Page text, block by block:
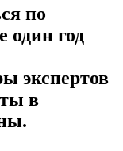
по
один год
экспертов
в